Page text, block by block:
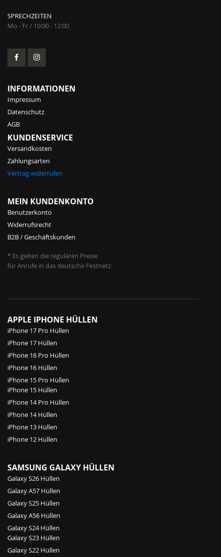
SPRECHZEITEN
Mo - Fr / 10:00 - 12:00
INFORMATIONEN
Impressum
Datenschutz
AGB
KUNDENSERVICE
Versandkosten
Zahlungsarten
Vertrag widerrufen
MEIN KUNDENKONTO
Benutzerkonto
Widerrufsrecht
B2B / Geschäftskunden
* Es gelten die regulären Preise
für Anrufe in das deutsche Festnetz
APPLE IPHONE HÜLLEN
iPhone 17 Pro Hüllen
iPhone 17 Hüllen
iPhone 16 Pro Hüllen
iPhone 16 Hüllen
iPhone 15 Pro Hüllen
iPhone 15 Hüllen
iPhone 14 Pro Hüllen
iPhone 14 Hüllen
iPhone 13 Hüllen
iPhone 12 Hüllen
SAMSUNG GALAXY HÜLLEN
Galaxy S26 Hüllen
Galaxy A57 Hüllen
Galaxy S25 Hüllen
Galaxy A56 Hüllen
Galaxy S24 Hüllen
Galaxy S23 Hüllen
Galaxy S22 Hüllen